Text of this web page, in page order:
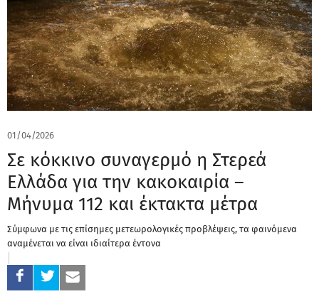
01/04/2026
Σε κόκκινο συναγερμό η Στερεά
Ελλάδα για την κακοκαιρία –
Μήνυμα 112 και έκτακτα μέτρα
Σύμφωνα με τις επίσημες μετεωρολογικές προβλέψεις, τα φαινόμενα
αναμένεται να είναι ιδιαίτερα έντονα